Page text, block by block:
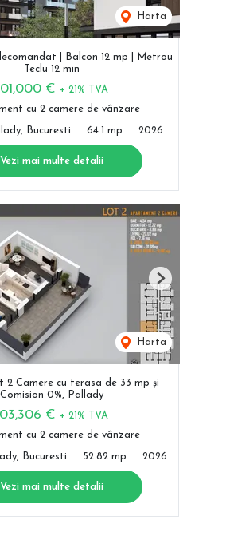
Harta
| Balcon 12 mp | Metrou
Teclu 12 min
€ + 21% TVA
cu 2 camere de vânzare
Bucuresti 64.1 mp 2026
Vezi mai multe detalii
Harta
Next
2 Camere cu terasa de 33 mp și
Comision 0%, Pallady
€ + 21% TVA
cu 2 camere de vânzare
Bucuresti 52.82 mp 2026
Vezi mai multe detalii